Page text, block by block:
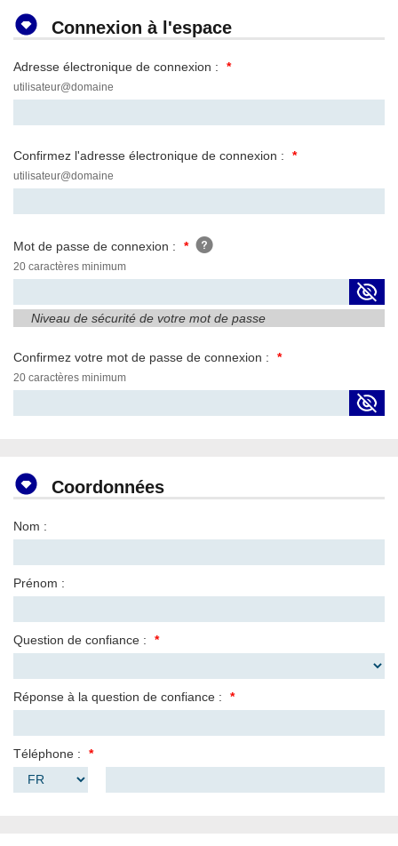
Connexion à l'espace
Adresse électronique de connexion :
,
format
utilisateur@domaine
Confirmez l'adresse électronique de connexion :
,
format
utilisateur@domaine
Mot de passe de connexion :
,
format
20 caractères minimum
Niveau de sécurité de votre mot de passe
Confirmez votre mot de passe de connexion :
,
format
20 caractères minimum
Coordonnées
Nom :
Prénom :
Question de confiance :
Réponse à la question de confiance :
Téléphone :